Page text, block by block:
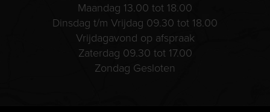
Maandag 13.00 tot 18.00
Dinsdag t/m Vrijdag 09.30 tot 18.00
Vrijdagavond op afspraak
Zaterdag 09.30 tot 17.00
Zondag Gesloten